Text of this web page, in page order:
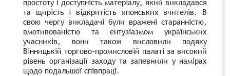
та щирість і відкритість японських вчителів. В
свою чергу викладачі були вражені старанністю,
вмотивованістю та ентузіазмом українських
учасників, вони також висловили подяку
Вінницькій торгово-промисловій палаті за високий
рівень організації заходу та запевнили у намірах
щодо подальшої співпраці.